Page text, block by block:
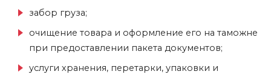
забор груза;
очищение товара и оформление его на таможне
при предоставлении пакета документов;
услуги хранения, перетарки, упаковки и